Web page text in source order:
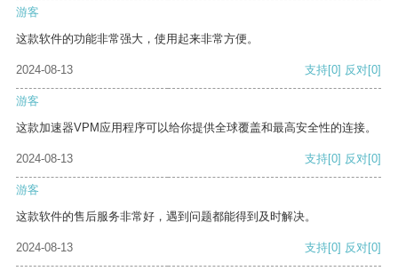
游客
这款软件的功能非常强大，使用起来非常方便。
2024-08-13 支持[0] 反对[0]
游客
这款加速器VPM应用程序可以给你提供全球覆盖和最高安全性的连接。
2024-08-13 支持[0] 反对[0]
游客
这款软件的售后服务非常好，遇到问题都能得到及时解决。
2024-08-13 支持[0] 反对[0]